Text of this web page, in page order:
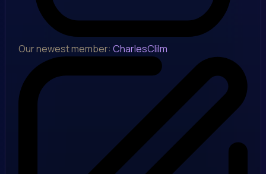
Our newest member: CharlesClilm